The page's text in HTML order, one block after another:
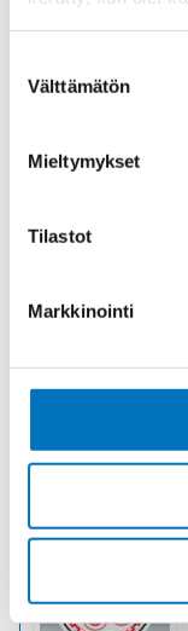
valinta
Välttämätön
Mieltymykset
Tilastot
Markkinointi